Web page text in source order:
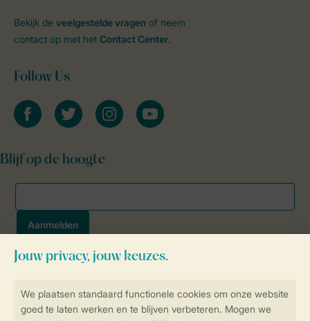
SSL certificaat
Bekijk de veelgestelde vragen of neem
contact op met het Contact Center.
Follow Us
facebooktwitter instagramyoutube
Blijf op de hoogte